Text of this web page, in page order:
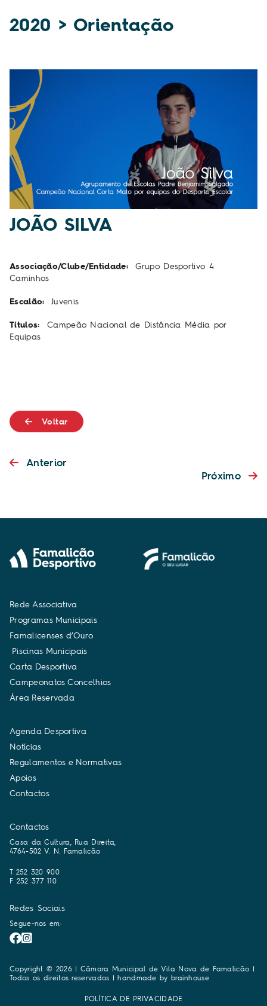
2020 > Orientação
JOÃO SILVA
Associação/Clube/Entidade:
Grupo Desportivo 4
Caminhos
Escalão: Juvenis
Títulos:
Campeão Nacional de Distância Média por
Equipas
Voltar
Anterior
Próximo
Rede Associativa
Programas Municipais
Famalicenses d’Ouro
Piscinas Municipais
Carta Desportiva
Campeonatos Concelhios
Área Reservada
Agenda Desportiva
Notícias
Regulamentos e Normativas
Apoios
Contactos
Contactos
Casa da Cultura, Rua Direita,
4764-502 V. N. Famalicão
T 252 320 900
F 252 377 110
Redes Sociais
Segue-nos em:
Copyright © 2026 | Câmara Municipal de Vila Nova de Famalicão |
Todos os direitos reservados | handmade by brainhouse
POLÍTICA DE PRIVACIDADE